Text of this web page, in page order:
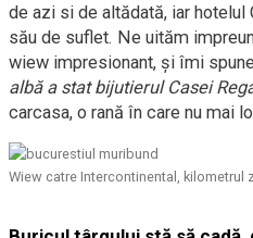
de azi si de altădată, iar
său de suflet. Ne uităm
wiew impresionant, și îmi
albă a stat bijutierul Casei
carcasa, o rană în care nu mai
Wiew catre Intercontinental, kilometrul